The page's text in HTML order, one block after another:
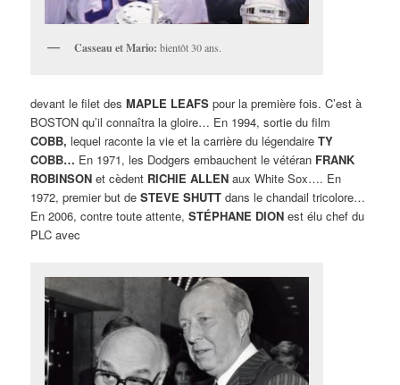
Casseau et Mario: bientôt 30 ans.
devant le filet desMAPLE LEAFS pour la première fois. C’est à
BOSTON qu’il connaîtra la gloire… En 1994, sortie du film
COBB, lequel raconte la vie et la carrière du légendaireTY
COBB… En 1971, les Dodgers embauchent le vétéran FRANK
ROBINSON et cèdent RICHIE ALLEN aux White Sox…. En
1972, premier but deSTEVE SHUTT dans le chandail tricolore…
En 2006, contre toute attente,STÉPHANE DION est élu chef du
PLC avec